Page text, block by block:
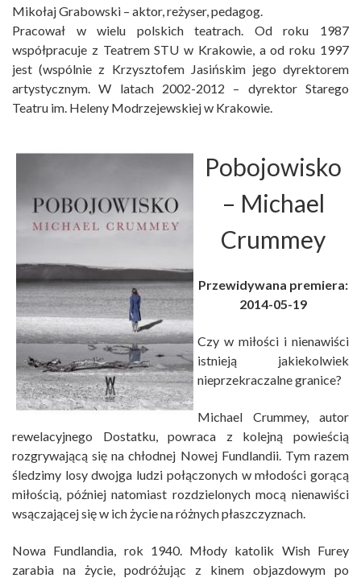
Mikołaj Grabowski – aktor, reżyser, pedagog.
Pracował w wielu polskich teatrach. Od roku 1987
współpracuje z Teatrem STU w Krakowie, a od roku 1997
jest (wspólnie z Krzysztofem Jasińskim jego dyrektorem
artystycznym. W latach 2002-2012 – dyrektor Starego
Teatru im. Heleny Modrzejewskiej w Krakowie.
Pobojowisko
– Michael
Crummey
Przewidywana premiera:
2014-05-19
Czy w miłości i nienawiści
istnieją jakiekolwiek
nieprzekraczalne granice?
Michael Crummey, autor
rewelacyjnego Dostatku, powraca z kolejną powieścią
rozgrywającą się na chłodnej Nowej Fundlandii. Tym razem
śledzimy losy dwojga ludzi połączonych w młodości gorącą
miłością, później natomiast rozdzielonych mocą nienawiści
wsączającej się w ich życie na różnych płaszczyznach.
Nowa Fundlandia, rok 1940. Młody katolik Wish Furey
zarabia na życie, podróżując z kinem objazdowym po